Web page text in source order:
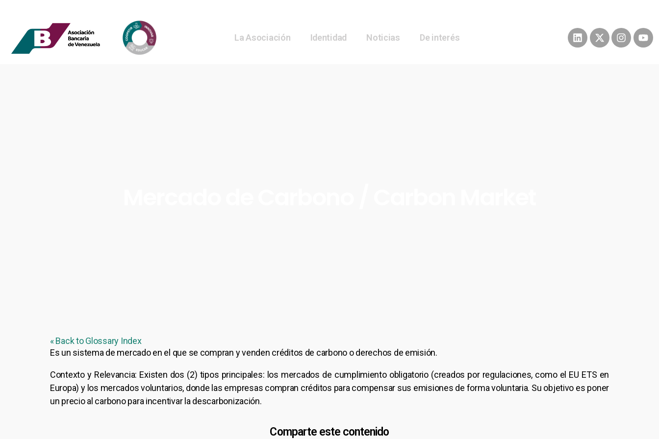
La Asociación Identidad Noticias De interés
« Back to Glossary Index
Es un sistema de mercado en el que se compran y venden créditos de carbono o derechos de emisión.
Contexto y Relevancia: Existen dos (2) tipos principales: los mercados de cumplimiento obligatorio (creados por regulaciones, como el EU ETS en
Europa) y los mercados voluntarios, donde las empresas compran créditos para compensar sus emisiones de forma voluntaria. Su objetivo es poner
un precio al carbono para incentivar la descarbonización.
Comparte este contenido